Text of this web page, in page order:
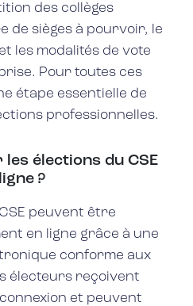
des collèges
de sièges à pourvoir, le
les modalités de vote
Pour toutes ces
étape essentielle de
professionnelles.
élections du CSE
?
peuvent être
en ligne grâce à une
conforme aux
électeurs reçoivent
et peuvent